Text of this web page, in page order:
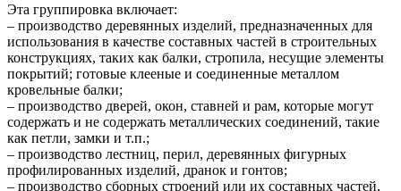
Эта группировка включает:
– производство деревянных изделий, предназначенных для
использования в качестве составных частей в строительных
конструкциях, таких как балки, стропила, несущие элементы
покрытий; готовые клееные и соединенные металлом
кровельные балки;
– производство дверей, окон, ставней и рам, которые могут
содержать и не содержать металлических соединений, такие
как петли, замки и т.п.;
– производство лестниц, перил, деревянных фигурных
профилированных изделий, дранок и гонтов;
– производство сборных строений или их составных частей,